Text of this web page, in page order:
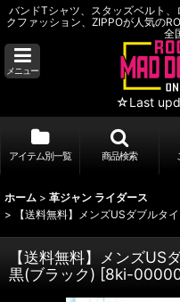
バンドTシャツ、スタッズベルト
クファッション、ZIPPOが人気の
全
メニュー
☆Last
アイテム別一覧 商品検索
ホーム > 革ジャン ライダース
>
【送料無料】メンズUSダブルタ
【送料無料】メンズUS
黒(ブラック) [8ki-